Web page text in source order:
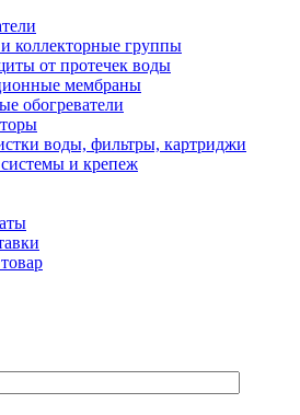
коллекторные группы
от протечек воды
мембраны
обогреватели
воды, фильтры, картриджи
и крепеж